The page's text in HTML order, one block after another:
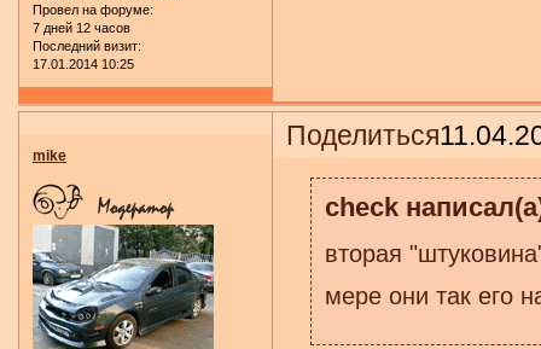
Провел на форуме:
7 дней 12 часов
Последний визит:
17.01.2014 10:25
Поделиться
mike
check
вторая
мере они так его